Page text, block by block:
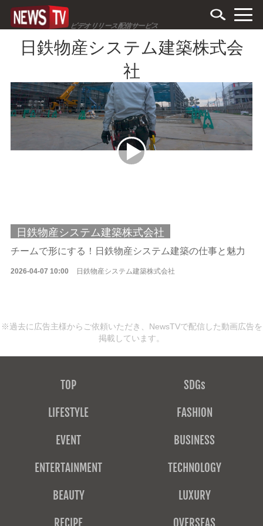
ビデオリリース配信サービス
日鉄物産システム建築株式会
社
日鉄物産システム建築株式会社
チームで形にする！日鉄物産システム建築の仕事と魅力
2026-04-07 10:00 日鉄物産システム建築株式会社
※過去に広告主様からご依頼いただき、NewsTVで配信した動画広告を
掲載しています。
TOP
SDGs
LIFESTYLE
FASHION
EVENT
BUSINESS
ENTERTAINMENT
TECHNOLOGY
BEAUTY
LUXURY
RECIPE
OVERSEAS